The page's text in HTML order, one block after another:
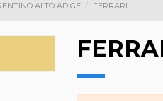
ALTO ADIGE FERRARI